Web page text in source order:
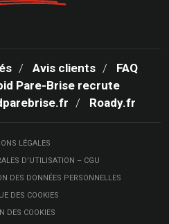
Avis clients
FAQ
Pare-Brise recrute
Roady.fr
LÉGALES
D’UTILISATION – CGU
DES DONNÉES PERSONNELLES
DES COOKIES
DES COOKIES